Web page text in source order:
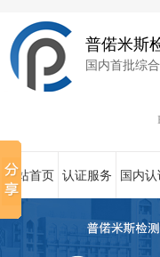
普偌米斯
国内首批综
网站首页 认证服务 国内认
荣誉资质 在线服务 新闻资